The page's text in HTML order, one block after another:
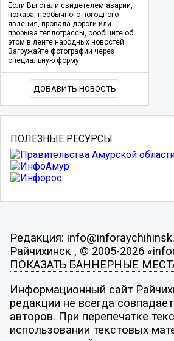
Если Вы стали свидетелем аварии,
пожара, необычного погодного
явления, провала дороги или
прорыва теплотрассы, сообщите об
этом в ленте народных новостей.
Загружайте фотографии через
специальную форму.
ДОБАВИТЬ НОВОСТЬ
ПОЛЕЗНЫЕ РЕСУРСЫ
Редакция:
Райчихинск , © 2005-2026
ПОКАЗАТЬ БАННЕРНЫЕ
Информационный сайт
редакции не всегда
авторов. При перепечатке
использовании текстовых